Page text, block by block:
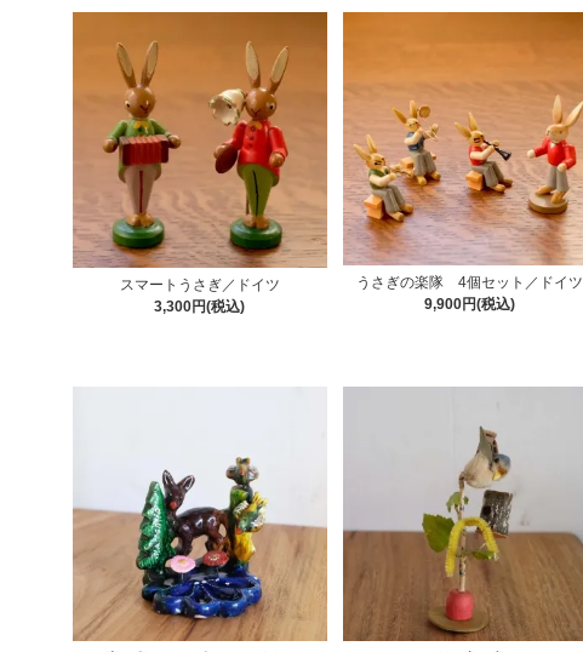
スマートうさぎ／ドイツ
3,300円(税込)
うさぎの楽隊 4個セット／ドイツ
9,900円(税込)